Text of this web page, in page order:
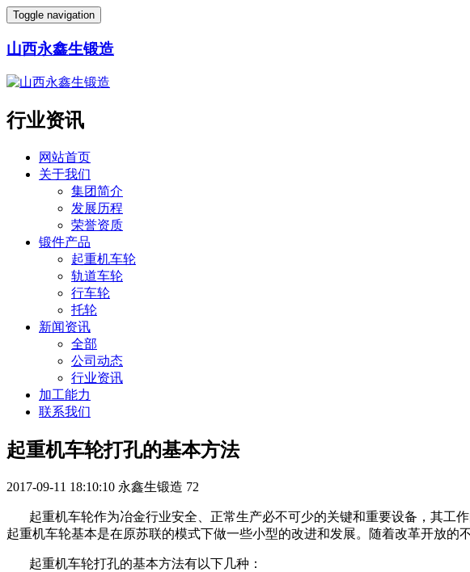
Toggle navigation
山西永鑫生锻造
行业资讯
网站首页
关于我们
集团简介
发展历程
荣誉资质
锻件产品
起重机车轮
轨道车轮
行车轮
托轮
新闻资讯
全部
公司动态
行业资讯
加工能力
联系我们
起重机车轮打孔的基本方法
2017-09-11 18:10:10 永鑫生锻造 72
起重机车轮作为冶金行业安全、正常生产必不可少的关键和重要设备，其工
起重机车轮基本是在原苏联的模式下做一些小型的改进和发展。随着改革开放的
起重机车轮打孔的基本方法有以下几种：